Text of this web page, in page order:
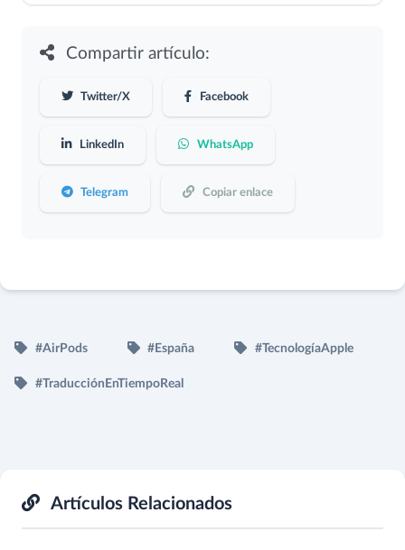
Compartir artículo:
Twitter/X Facebook
LinkedIn WhatsApp
Telegram Copiar enlace
#AirPods #España #TecnologíaApple
#TraducciónEnTiempoReal
Artículos Relacionados